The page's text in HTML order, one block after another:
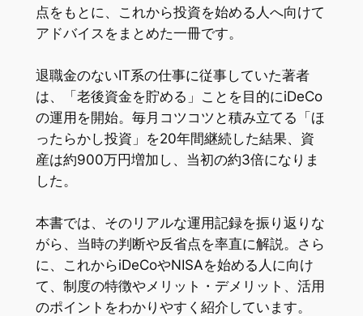
点をもとに、これから投資を始める人へ向けて
アドバイスをまとめた一冊です。
退職金のないIT系の仕事に従事していた著者
は、「老後資金を貯める」ことを目的にiDeCo
の運用を開始。毎月コツコツと積み立てる「ほ
ったらかし投資」を20年間継続した結果、資
産は約900万円増加し、当初の約3倍になりま
した。
本書では、そのリアルな運用記録を振り返りな
がら、当時の判断や反省点を率直に解説。さら
に、これからiDeCoやNISAを始める人に向け
て、制度の特徴やメリット・デメリット、活用
のポイントをわかりやすく紹介しています。